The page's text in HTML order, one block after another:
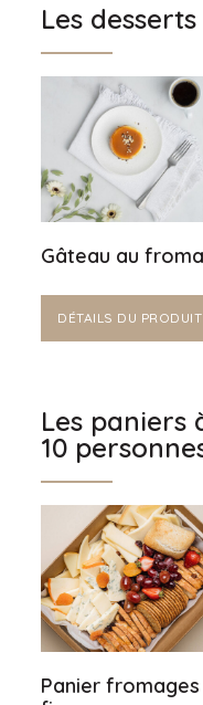
Les
Gâteau au
DÉTAILS DU PRODUIT
Les
10
Panier fromages